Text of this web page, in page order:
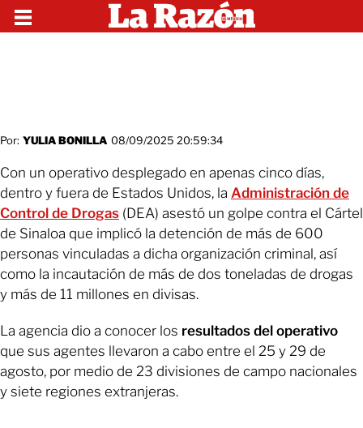
Por: YULIA BONILLA 08/09/2025 20:59:34
Con un operativo desplegado en apenas cinco días,
dentro y fuera de Estados Unidos, la Administración de
Control de Drogas (DEA) asestó un golpe contra el Cártel
de Sinaloa que implicó la detención de más de 600
personas vinculadas a dicha organización criminal, así
como la incautación de más de dos toneladas de drogas
y más de 11 millones en divisas.
La agencia dio a conocer los resultados del operativo
que sus agentes llevaron a cabo entre el 25 y 29 de
agosto, por medio de 23 divisiones de campo nacionales
y siete regiones extranjeras.